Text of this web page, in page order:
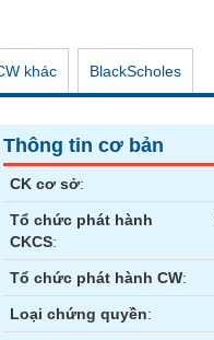
khác BlackScholes
Thông tin cơ bản
CK cơ sở:
Tổ chức phát hành
CKCS:
Tổ chức phát hành CW:
Loại chứng quyền: